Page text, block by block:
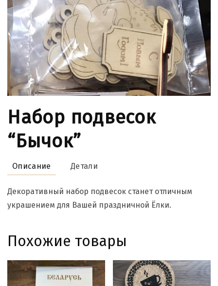
Набор подвесок
“Бычок”
Описание Детали
Декоративный набор подвесок станет отличным
украшением для Вашей праздничной Ёлки.
Похожие товары